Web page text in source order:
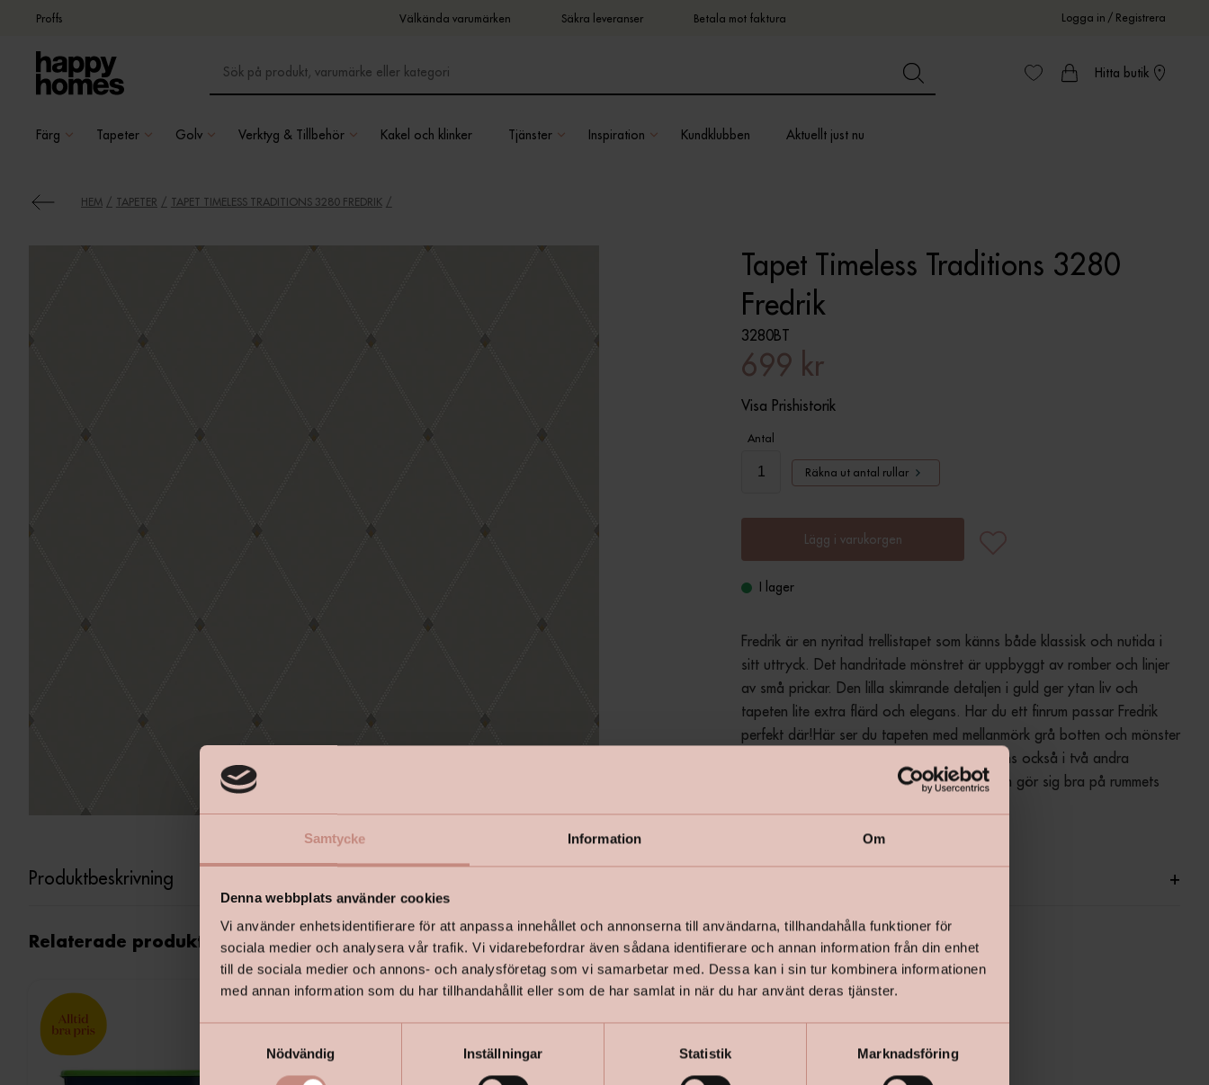
Samtycke Information Om
Denna webbplats använder cookies
Vi använder enhetsidentifierare för att anpassa innehållet och annonserna till användarna, tillhandahålla funktioner för
sociala medier och analysera vår trafik. Vi vidarebefordrar även sådana identifierare och annan information från din enhet
till de sociala medier och annons- och analysföretag som vi samarbetar med. Dessa kan i sin tur kombinera informationen
med annan information som du har tillhandahållit eller som de har samlat in när du har använt deras tjänster.
m
Nödvändig Inställningar Statistik Marknadsföring
Proffs Välkända varumärken Säkra leveranser Betala mot faktura Logga in / Registrera
Hitta butik
Färg Tapeter Golv Verktyg & Tillbehör Kakel och klinker Tjänster Inspiration Kundklubben Aktuellt just nu
HEM TAPETER TAPET TIMELESS TRADITIONS 3280 FREDRIK
Tapet Timeless Traditions 3280
Fredrik
3280BT
699 kr
Visa Prishistorik
Antal
Räkna ut antal rullar
Lägg i varukorgen
I lager
Fredrik är en nyritad trellistapet som känns både klassisk och nutida i
sitt uttryck. Det handritade mönstret är uppbyggt av romber och linjer
av små prickar. Den lilla skimrande detaljen i guld ger ytan liv och
tapeten lite extra flärd och elegans. Har du ett finrum passar Fredrik
perfekt där!Här ser du tapeten med mellanmörk grå botten och mönster
i cremevitt, mörkare grått och guld. Den finns också i två andra
färgställningar. En lugn, dekorativ tapet som gör sig bra på rummets
Produktbeskrivning +
Relaterade produkter